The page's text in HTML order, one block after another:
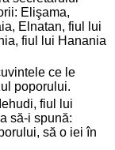
Elişama,
Elnatan, fiul lui
fiul lui Hanania
ce le
poporului.
fiul lui
să-i spună:
să o iei în